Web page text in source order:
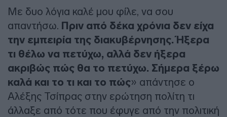
Με δυο λόγια καλέ μου φίλε, να σου
απαντήσω. Πριν από δέκα χρόνια δεν είχα
την εμπειρία της διακυβέρνησης. Ήξερα
τι θέλω να πετύχω, αλλά δεν ήξερα
ακριβώς πώς θα το πετύχω. Σήμερα ξέρω
καλά και το τι και το πώς» απάντησε ο
Αλέξης Τσίπρας στην ερώτηση πολίτη τι
άλλαξε από τότε που έφυγε από την πολιτική